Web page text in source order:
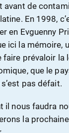
avant de
En 1998,
en Evguenny
ici la mémoire,
faire prévaloir la
que le
pas défait.
il nous faudra
la